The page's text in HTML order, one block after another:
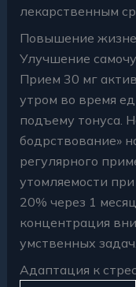
лекарственным
Повышение
Улучшение
Прием 30 мг
утром во время
подъему тонуса.
бодрствование»
регулярного
утомляемости
20% через 1
концентрация
умственных задач.
Адаптация к